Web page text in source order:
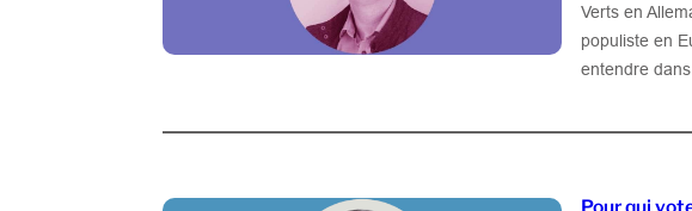
Verts en
populiste en
entendre